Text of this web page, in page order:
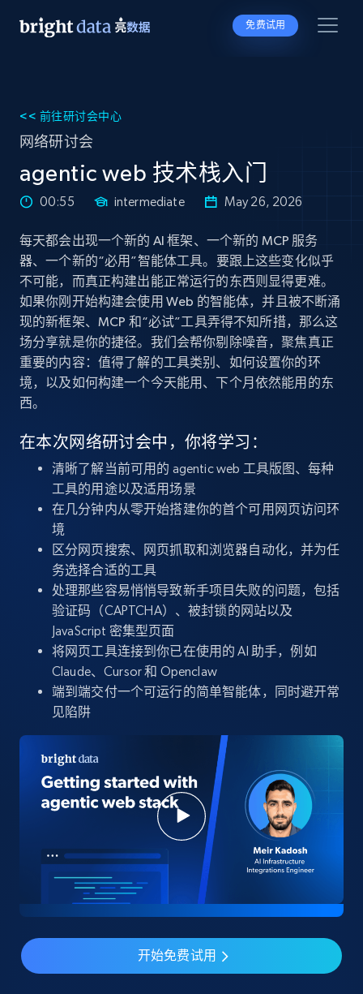
免费试用
<< 前往研讨会中心
网络研讨会
agentic web 技术栈入门
00:55 intermediate May 26, 2026
每天都会出现一个新的 AI 框架、一个新的 MCP 服务
器、一个新的“必用”智能体工具。要跟上这些变化似乎
不可能，而真正构建出能正常运行的东西则显得更难。
如果你刚开始构建会使用 Web 的智能体，并且被不断涌
现的新框架、MCP 和“必试”工具弄得不知所措，那么这
场分享就是你的捷径。我们会帮你剔除噪音，聚焦真正
重要的内容：值得了解的工具类别、如何设置你的环
境，以及如何构建一个今天能用、下个月依然能用的东
西。
在本次网络研讨会中，你将学习：
清晰了解当前可用的 agentic web 工具版图、每种
工具的用途以及适用场景
在几分钟内从零开始搭建你的首个可用网页访问环
境
区分网页搜索、网页抓取和浏览器自动化，并为任
务选择合适的工具
处理那些容易悄悄导致新手项目失败的问题，包括
验证码（CAPTCHA）、被封锁的网站以及
JavaScript 密集型页面
将网页工具连接到你已在使用的 AI 助手，例如
Claude、Cursor 和 Openclaw
端到端交付一个可运行的简单智能体，同时避开常
见陷阱
开始免费试用